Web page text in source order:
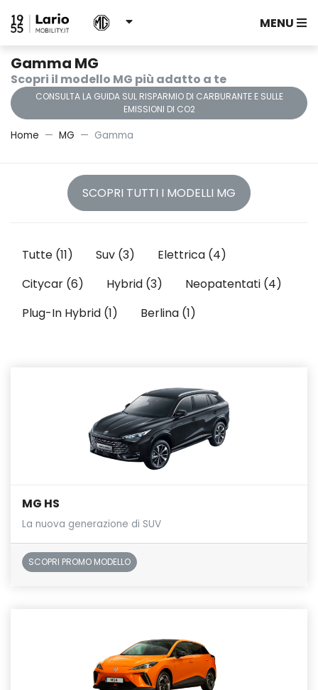
MENU
Gamma MG
Scopri il modello MG più adatto a te
CONSULTA LA GUIDA SUL RISPARMIO DI CARBURANTE E SULLE
EMISSIONI DI CO2
Home MG Gamma
SCOPRI TUTTI I MODELLI MG
Tutte (11) Suv (3) Elettrica (4)
Citycar (6) Hybrid (3) Neopatentati (4)
Plug-In Hybrid (1) Berlina (1)
MG HS
La nuova generazione di SUV
SCOPRI PROMO MODELLO